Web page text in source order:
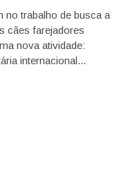
no trabalho de busca a
cães farejadores
nova atividade:
internacional...